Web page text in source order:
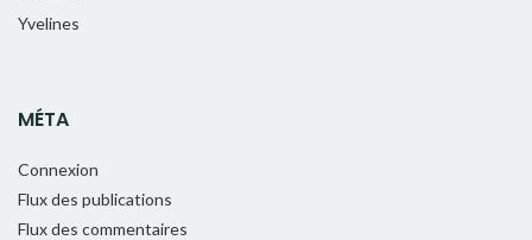
Yvelines
MÉTA
Connexion
Flux des publications
Flux des commentaires